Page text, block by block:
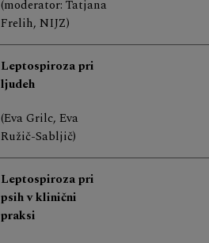
(moderator: Tatjana
Frelih, NIJZ)
Leptospiroza pri
ljudeh
(Eva Grilc, Eva
Ružič-Sabljič)
Leptospiroza pri
psih v klinični
praksi